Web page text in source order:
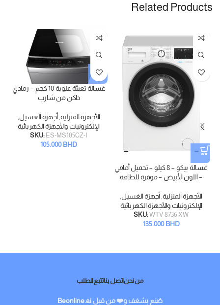
Related Products
غسالة بيكو – 8 كيلو – تحميل أمامي
– اللون الأبيض – موفرة للطافة
الأجهزة المنزلية,أجهزة الغسيل,
الإلكترونيات والأجهزة الكهربائية
SKU:WTV 8736 XW
135.000BHD
غسالة تعبئة علوية 10 كجم – رمادي
داكن من شارب
الأجهزة المنزلية ,أجهزة الغسيل
الإلكترونيات والأجهزة الكهربائية
SKU: ES-MS105CZ-I
105.000BHD
من نحناتصل بناتتبع الطلب
صُنع بشغف و❤️ من قبل Beonline.ai